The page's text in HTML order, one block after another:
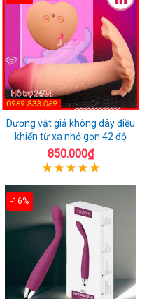
Dương vật giả không dây điều
khiển từ xa nhỏ gọn 42 độ
850.000₫
-16%